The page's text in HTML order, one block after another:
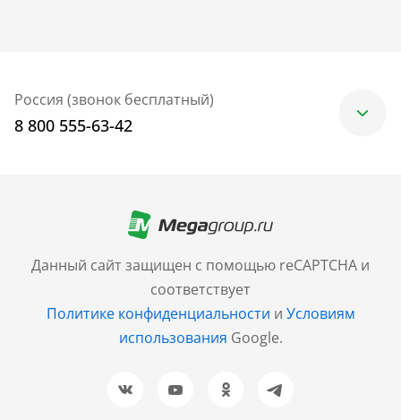
Данный сайт защищен с помощью reCAPTCHA и
соответствует
Политике конфиденциальности и Условиям
использования Google.
Россия (звонок бесплатный)
8 800 555-63-42
+7 (499) 705-30-10
Санкт-Петербург
+7 (812) 600-77-33
Барнаул
+7 (961) 999-93-93
Новосибирск